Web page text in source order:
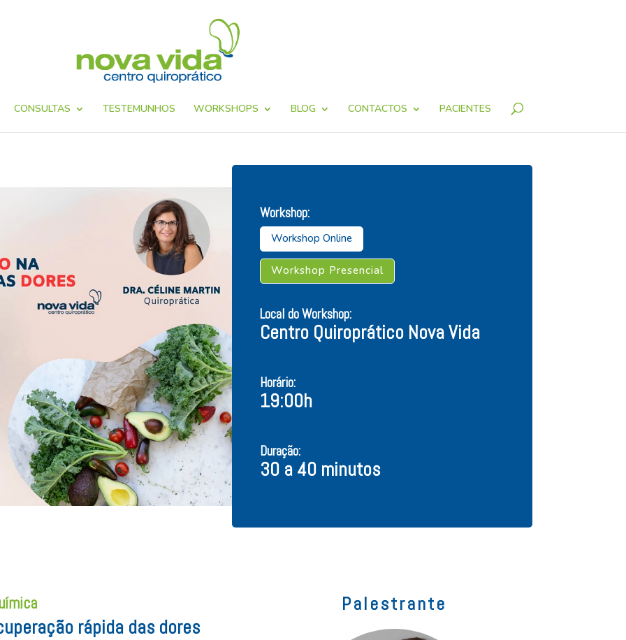
CONSULTAS TESTEMUNHOS WORKSHOPS BLOG CONTACTOS PACIENTES
Workshop:
Workshop Online
Workshop Presencial
Local do Workshop:
Centro Quiroprático Nova Vida
Horário:
19:00h
Duração:
30 a 40 minutos
rápida das dores
Palestrante